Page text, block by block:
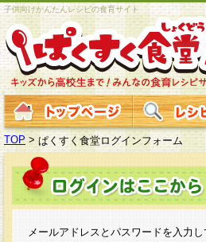
子供向けかんたんレシピの食育サイト
TOP > ぱくすく食堂ログインフォーム
メールアドレスとパスワードを入力し